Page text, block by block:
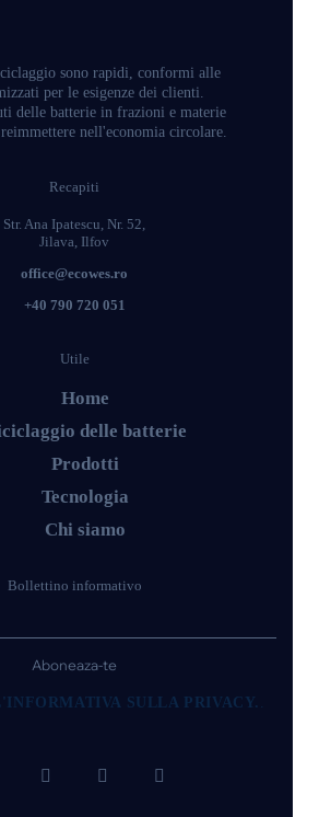
sono rapidi, conformi alle
per le esigenze dei clienti.
delle batterie in frazioni e materie
nell'economia circolare.
Recapiti
Str. Ana Ipatescu, Nr. 52,
Jilava, Ilfov
office@ecowes.ro
+40 790 720 051
Utile
Home
delle batterie
Prodotti
Tecnologia
Chi siamo
Bollettino informativo
Aboneaza-te
L'INFORMATIVA SULLA PRIVACY.